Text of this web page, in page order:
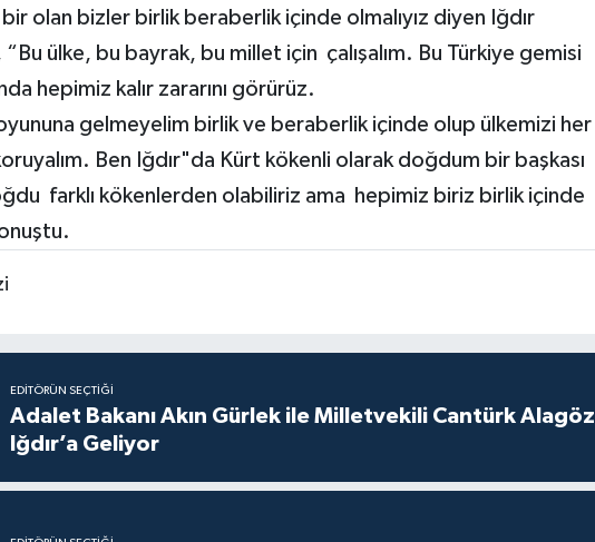
olan bizler birlik beraberlik içinde olmalıyız diyen Iğdır
ülke, bu bayrak, bu millet için çalışalım. Bu Türkiye gemisi
hepimiz kalır zararını görürüz.
gelmeyelim birlik ve beraberlik içinde olup ülkemizi her
Ben Iğdır"da Kürt kökenli olarak doğdum bir başkası
farklı kökenlerden olabiliriz ama hepimiz biriz birlik içinde
EDITÖRÜN SEÇTIĞI
Adalet Bakanı Akın Gürlek ile Milletvekili Cantürk Alagöz
Iğdır’a Geliyor